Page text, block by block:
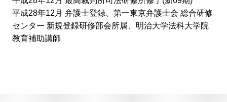
平成28年12月 弁護士登録、第一東京弁護士会 総合研修
センター 新規登録研修部会所属、明治大学法科大学院
教育補助講師